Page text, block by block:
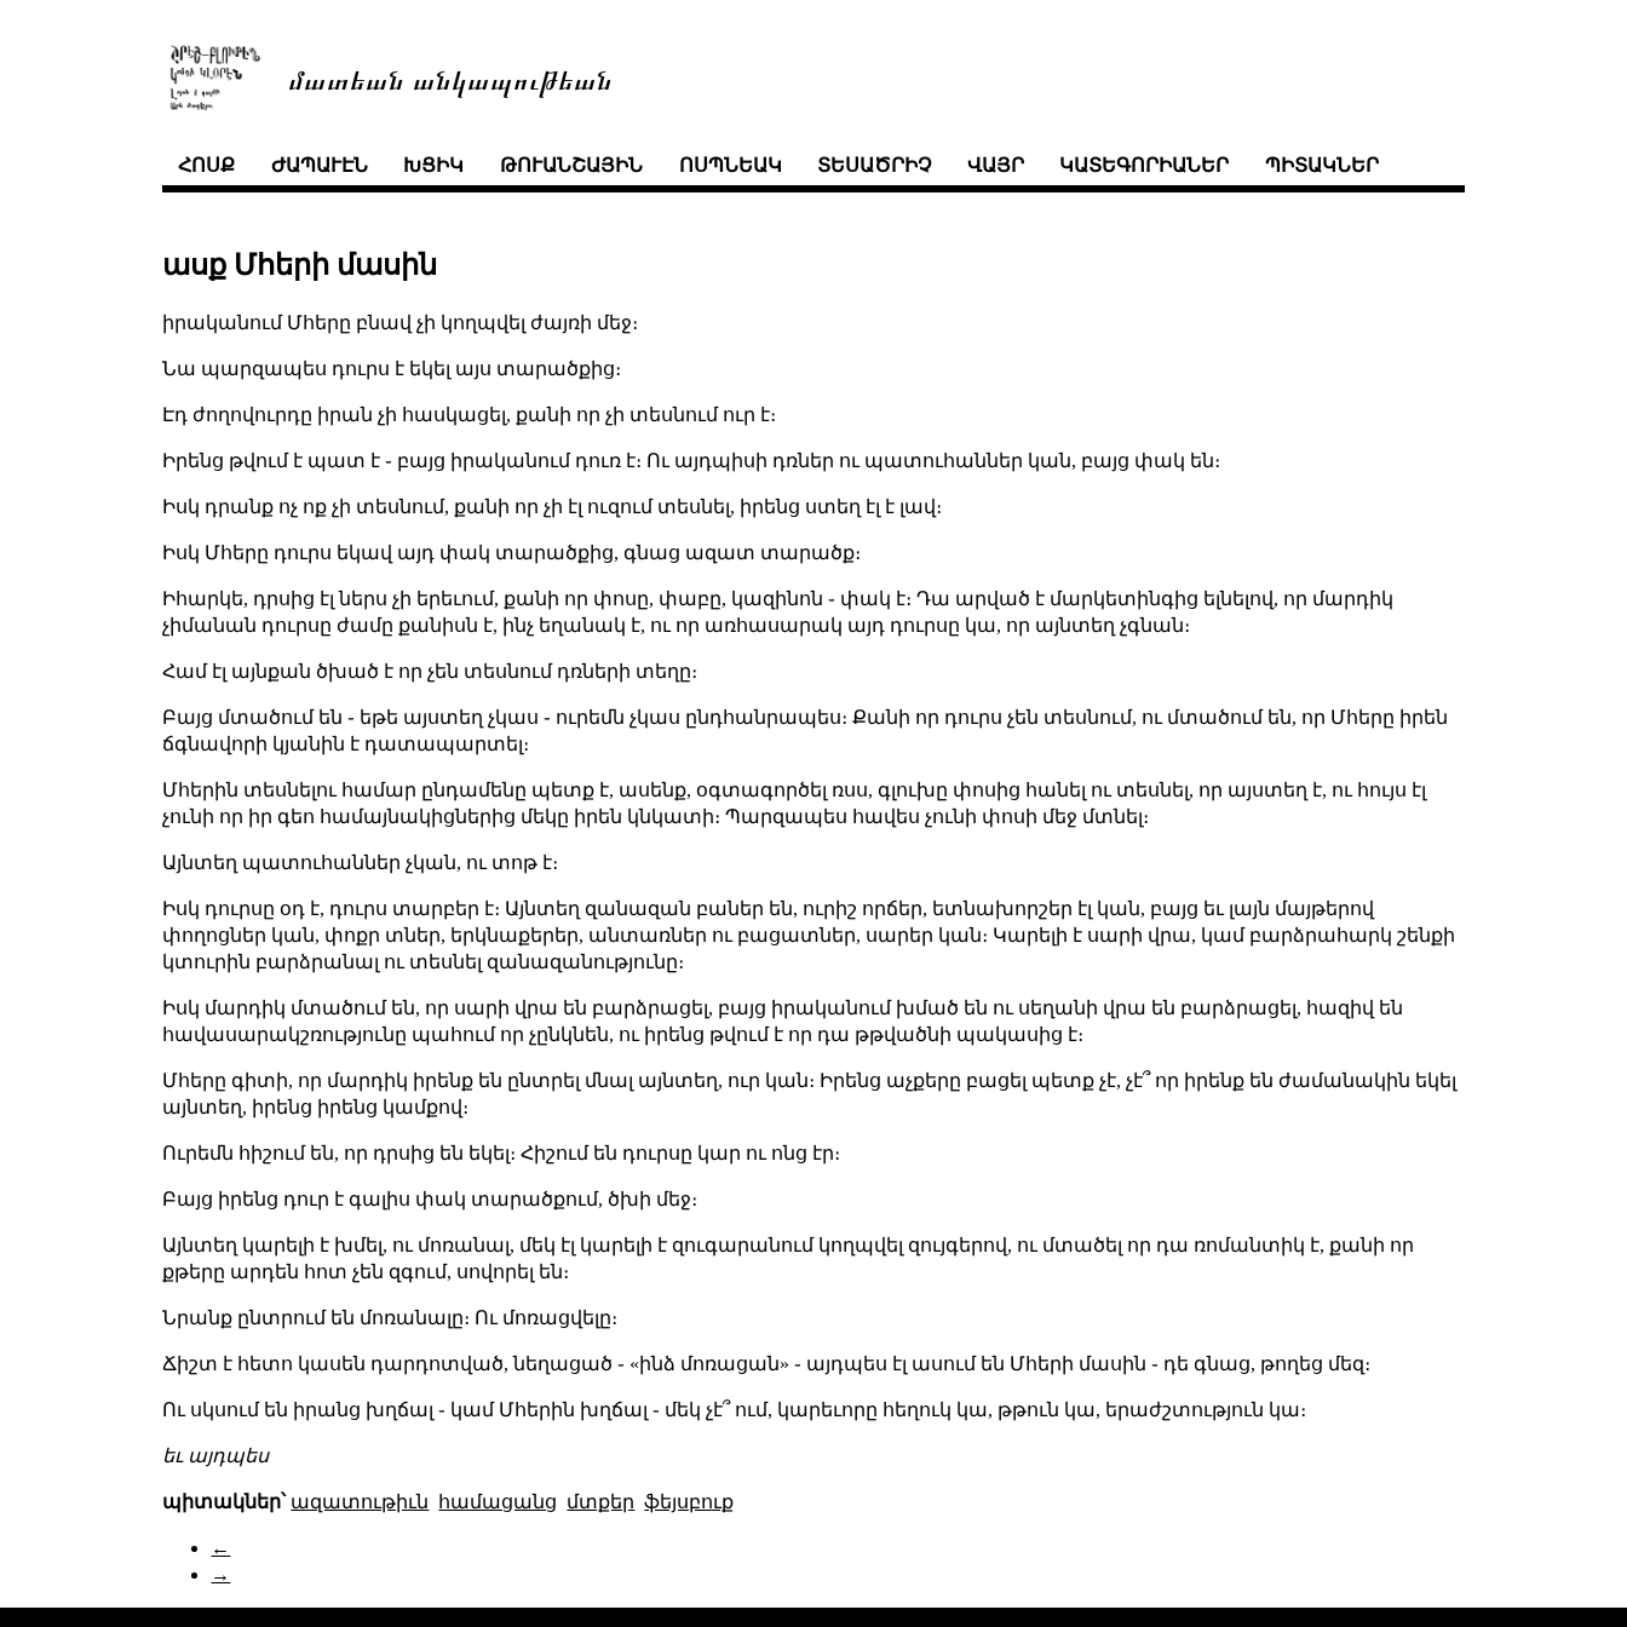
մատեան անկապութեան
ՀՈՍՔ ԺԱՊԱՒԷՆ ԽՑԻԿ ԹՈՒԱՆՇԱՅԻՆ ՈՍՊՆԵԱԿ ՏԵՍԱԾՐԻՉ ՎԱՅՐ ԿԱՏԵԳՈՐԻԱՆԵՐ ՊԻՏԱԿՆԵՐ
ասք Մհերի մասին
իրականում Մհերը բնավ չի կողպվել ժայռի մեջ։
Նա պարզապես դուրս է եկել այս տարածքից։
Էդ ժողովուրդը իրան չի հասկացել, քանի որ չի տեսնում ուր է։
Իրենց թվում է պատ է ֊ բայց իրականում դուռ է։ Ու այդպիսի դռներ ու պատուհաններ կան, բայց փակ են։
Իսկ դրանք ոչ ոք չի տեսնում, քանի որ չի էլ ուզում տեսնել, իրենց ստեղ էլ է լավ։
Իսկ Մհերը դուրս եկավ այդ փակ տարածքից, գնաց ազատ տարածք։
Իհարկե, դրսից էլ ներս չի երեւում, քանի որ փոսը, փաբը, կազինոն ֊ փակ է։ Դա արված է մարկետինգից ելնելով, որ մարդիկ
չիմանան դուրսը ժամը քանիսն է, ինչ եղանակ է, ու որ առհասարակ այդ դուրսը կա, որ այնտեղ չգնան։
Համ էլ այնքան ծխած է որ չեն տեսնում դռների տեղը։
Բայց մտածում են ֊ եթե այստեղ չկաս ֊ ուրեմն չկաս ընդհանրապես։ Քանի որ դուրս չեն տեսնում, ու մտածում են, որ Մհերը իրեն
ճգնավորի կյանին է դատապարտել։
Մհերին տեսնելու համար ընդամենը պետք է, ասենք,օգտագործել ռսս, գլուխը փոսից հանել ու տեսնել, որ այստեղ է, ու հույս էլ
չունի որ իր գեո համայնակիցներից մեկը իրեն կնկատի։ Պարզապես հավես չունի փոսի մեջ մտնել։
Այնտեղ պատուհաններ չկան, ու տոթ է։
Իսկ դուրսը օդ է, դուրս տարբեր է։ Այնտեղ զանազան բաներ են, ուրիշ որճեր, ետնախորշեր էլ կան, բայց եւ լայն մայթերով
փողոցներ կան, փոքր տներ, երկնաքերեր, անտառներ ու բացատներ, սարեր կան։ Կարելի է սարի վրա, կամ բարձրահարկ շենքի
կտուրին բարձրանալ ու տեսնել զանազանությունը։
Իսկ մարդիկ մտածում են, որ սարի վրա են բարձրացել, բայց իրականում խմած են ու սեղանի վրա են բարձրացել, հազիվ են
հավասարակշռությունը պահում որ չընկնեն, ու իրենց թվում է որ դա թթվածնի պակասից է։
Մհերը գիտի, որ մարդիկ իրենք են ընտրել մնալ այնտեղ, ուր կան։ Իրենց աչքերը բացել պետք չէ, չէ՞ որ իրենք են ժամանակին եկել
այնտեղ, իրենց իրենց կամքով։
Ուրեմն հիշում են, որ դրսից են եկել։ Հիշում են դուրսը կար ու ոնց էր։
Բայց իրենց դուր է գալիս փակ տարածքում, ծխի մեջ։
Այնտեղ կարելի է խմել, ու մոռանալ, մեկ էլ կարելի է զուգարանում կողպվել զույգերով, ու մտածել որ դա ռոմանտիկ է, քանի որ
քթերը արդեն հոտ չեն զգում, սովորել են։
Նրանք ընտրում են մոռանալը։ Ու մոռացվելը։
Ճիշտ է հետո կասեն դարդոտված, նեղացած ֊ «ինձ մոռացան» ֊ այդպես էլ ասում են Մհերի մասին ֊ դե գնաց, թողեց մեզ։
Ու սկսում են իրանց խղճալ ֊ կամ Մհերին խղճալ ֊ մեկ չէ՞ ում, կարեւորը հեղուկ կա, թթուն կա, երաժշտություն կա։
եւ այդպես
պիտակներ՝ ազատութիւն համացանց մտքեր ֆեյսբուք
←
→